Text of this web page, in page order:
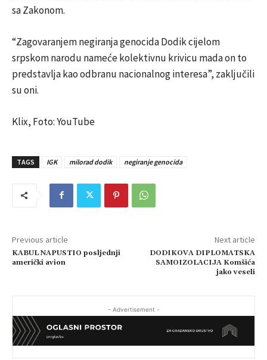
sa Zakonom.
“Zagovaranjem negiranja genocida Dodik cijelom
srpskom narodu nameće kolektivnu krivicu mada on to
predstavlja kao odbranu nacionalnog interesa”, zaključili
su oni.
Klix, Foto: YouTube
TAGS IGK milorad dodik negiranje genocida
Previous article
KABUL NAPUSTIO posljednji
američki avion
Next article
DODIKOVA DIPLOMATSKA
SAMOIZOLACIJA Komšića
jako veseli
- Advertisement -